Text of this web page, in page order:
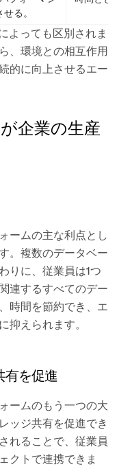
る。
よっても区別されま
、環境との相互作用
的に向上させるエー
企業の生産
ームの主な利点とし
。複数のデータベー
りに、従業員は1つ
連するすべてのデー
時間を節約でき、エ
抑えられます。
有を促進
ームのもう一つの大
ッジ共有を促進でき
れることで、従業員
クトで連携できま